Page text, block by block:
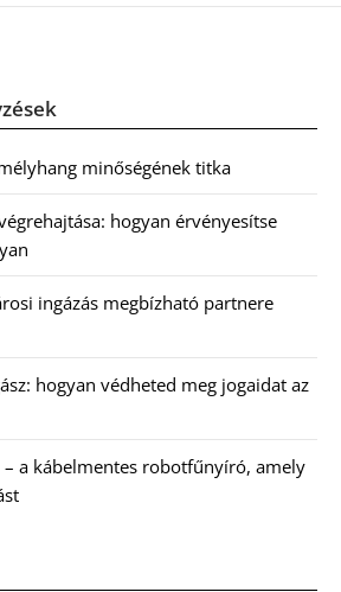
minőségének titka
hogyan érvényesítse
ingázás megbízható partnere
hogyan védheted meg jogaidat az
a kábelmentes robotfűnyíró, amely